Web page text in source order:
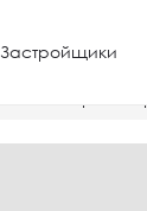
Застройщики